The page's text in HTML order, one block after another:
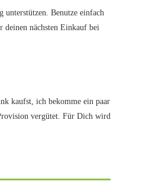
unterstützen. Benutze einfach
nächsten Einkauf bei
kaufst, ich bekomme ein paar
vergütet. Für Dich wird